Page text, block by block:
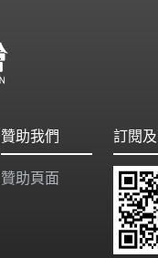
贊助我們
贊助頁面
訂閱